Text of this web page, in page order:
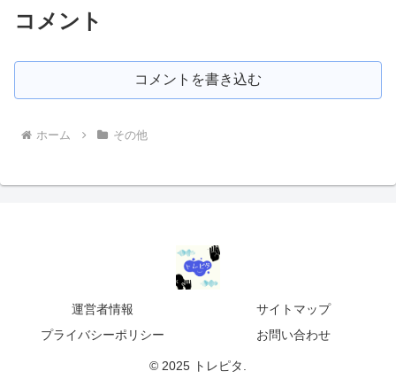
コメント
コメントを書き込む
ホーム その他
運営者情報
サイトマップ
プライバシーポリシー
お問い合わせ
© 2025 トレピタ.